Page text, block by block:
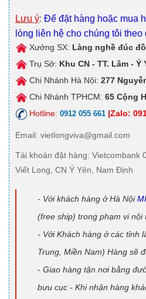
Lưu ý: Để đặt hàng hoặc mua
lòng liên hệ cho chúng tôi theo
Xưởng SX: Làng nghề đúc
Trụ Sở: Khu CN - TT. Lâm - Ý
Chi Nhánh Hà Nội: 277
Chi Nhánh TPHCM: 65 Cộng
Hotline: 0912 055 661 |Zalo:
Email: vietlongviva@gmail.com
Tài khoản đặt hàng: Vietcombank
Viết Long, CN Ý Yên, Nam Định
- Với khách hàng ở Hà Nội
(free ship) trong phạm vi nội
- Với Khách hàng ở các tỉnh
Trung, Miền Nam) Hàng sẽ
- Giao hàng tận nơi bằng
bưu cục - Khi nhận hàng